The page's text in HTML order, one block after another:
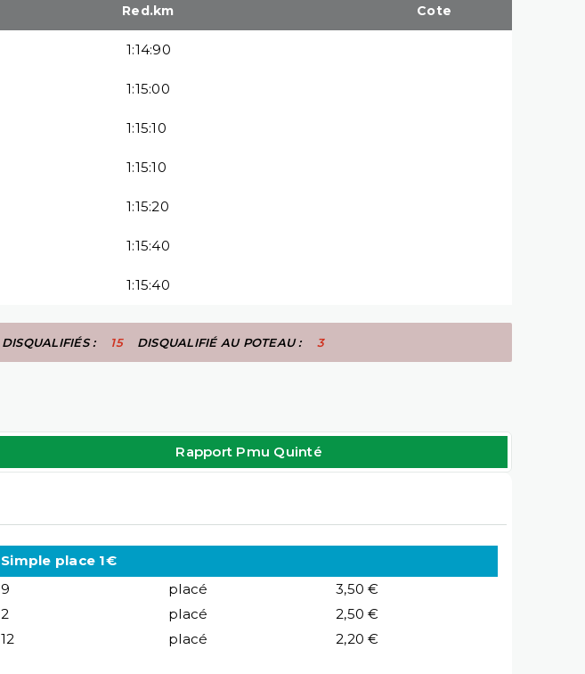
Red.km Cote
1:14:90
1:15:00
1:15:10
1:15:10
1:15:20
1:15:40
1:15:40
DISQUALIFIÉS : 15 DISQUALIFIÉ AU POTEAU : 3
Rapport Pmu Quinté
Simple place 1€
9
placé
3,50 €
2
placé
2,50 €
12
placé 2,20 €